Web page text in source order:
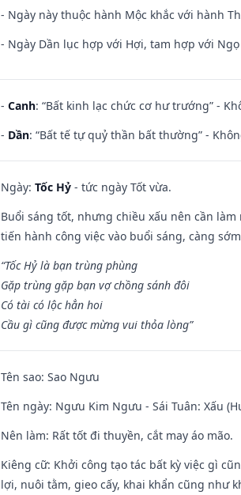
- Ngày này thuộc hành Mộc khắc với hành
- Ngày Dần lục hợp với Hợi, tam hợp với
- Canh: “Bất kinh lạc chức cơ hư trướng” -
- Dần: “Bất tế tự quỷ thần bất thường” -
Ngày: Tốc Hỷ - tức ngày Tốt vừa.
Buổi sáng tốt, nhưng chiều xấu nên cần
tiến hành công việc vào buổi sáng, càng
“Tốc Hỷ là bạn trùng phùng
Gặp trùng gặp bạn vợ chồng sánh đôi
Có tài có lộc hẳn hoi
Cầu gì cũng được mừng vui thỏa lòng”
Tên sao: Sao Ngưu
Tên ngày: Ngưu Kim Ngưu - Sái Tuân: Xấu
Nên làm: Rất tốt đi thuyền, cắt may áo mão.
Kiêng cữ: Khởi công tạo tác bất kỳ việc gì
lợi, nuôi tằm, gieo cấy, khai khẩn cũng như